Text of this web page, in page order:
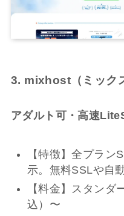
3. mixhost（ミック
アダルト可・高速
【特徴】全プラン
示。無料SSLや自
【料金】スタンダ
込）〜